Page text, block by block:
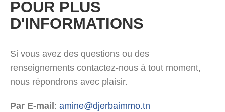
POUR PLUS
D'INFORMATIONS
Si vous avez des questions ou des
renseignements contactez-nous à tout moment,
nous répondrons avec plaisir.
Par E-mail : amine@djerbaimmo.tn